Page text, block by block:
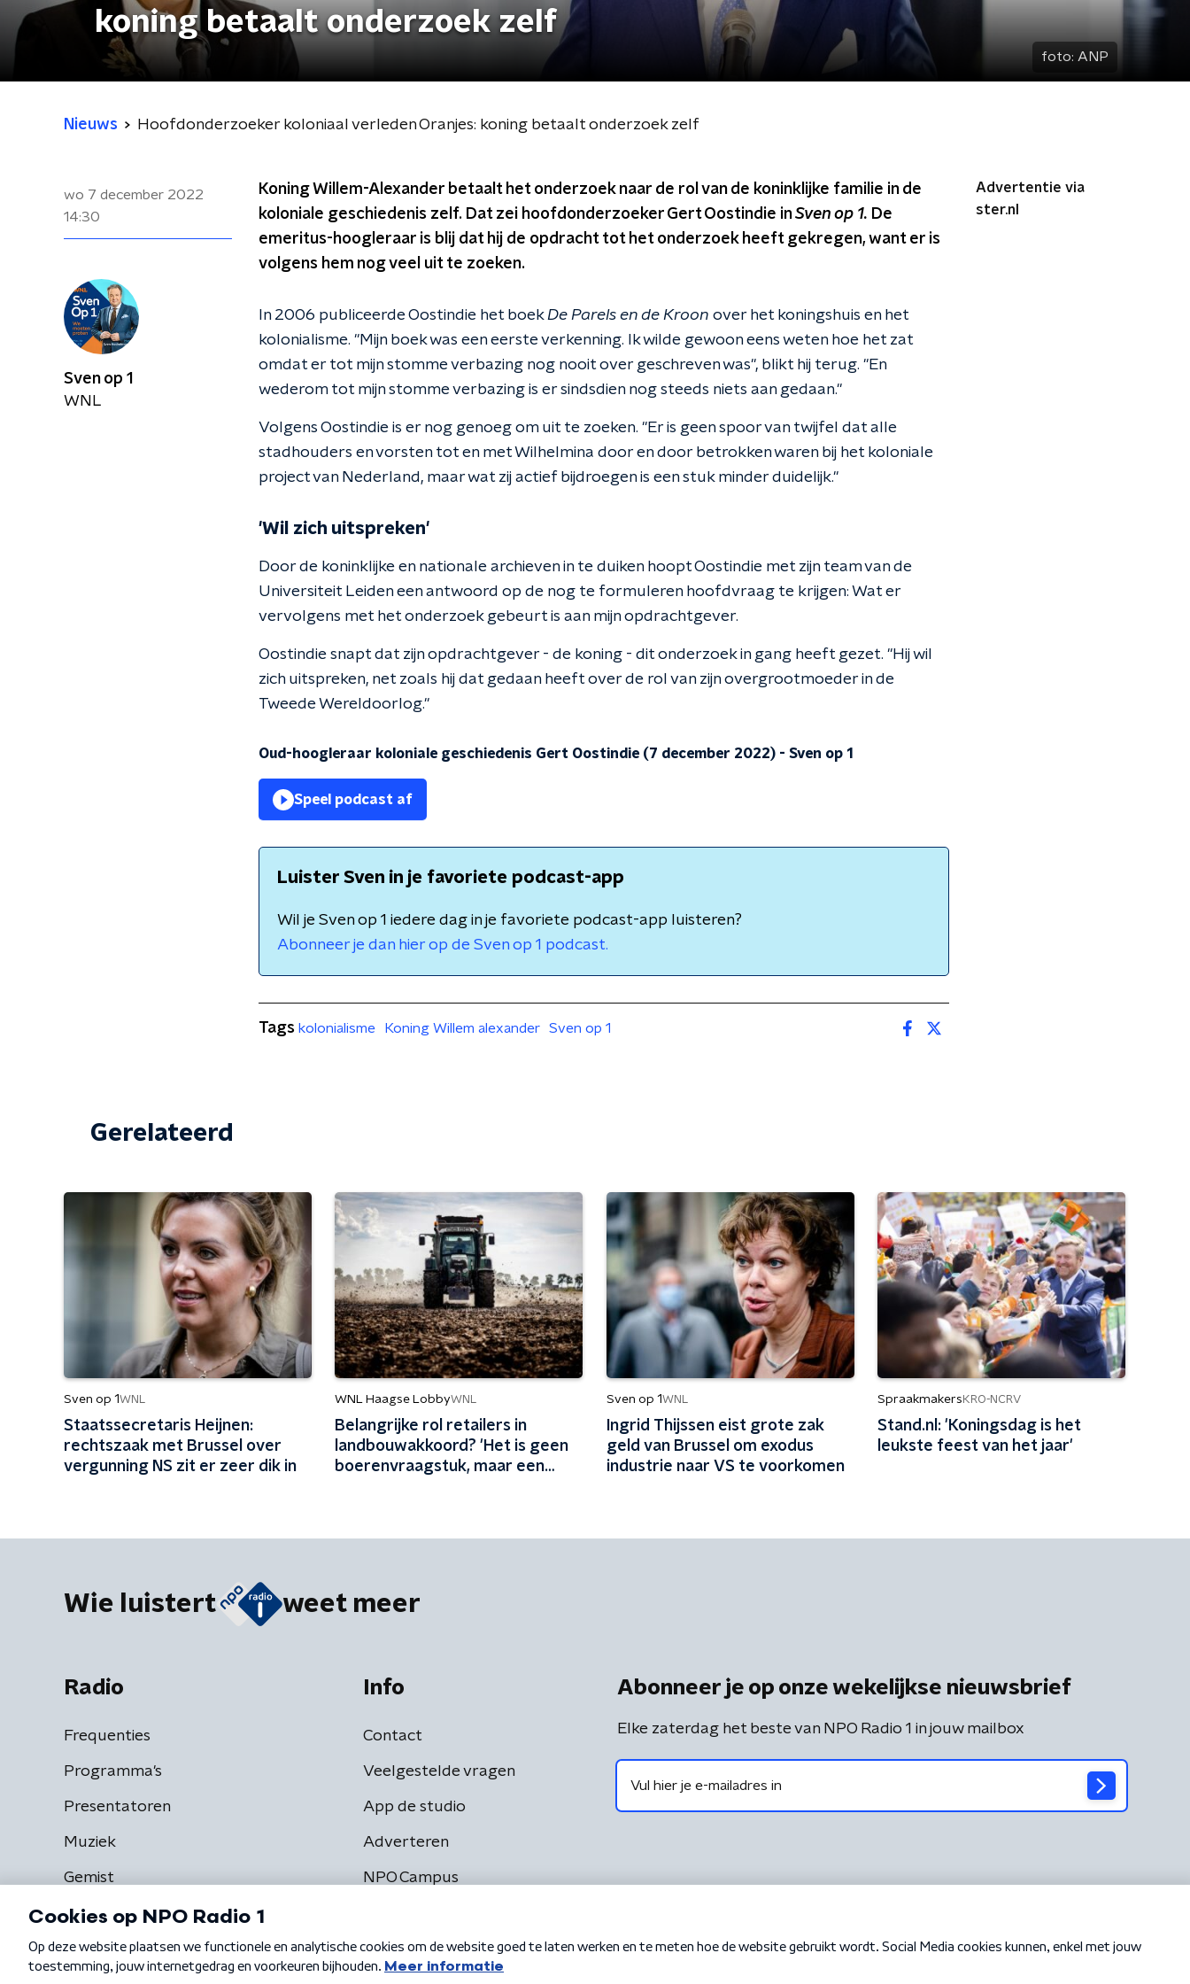
koning betaalt onderzoek zelf
foto: ANP
Nieuws Hoofdonderzoeker koloniaal verleden Oranjes: koning betaalt onderzoek zelf
wo 7 december 2022
14:30
Koning Willem-Alexander betaalt het onderzoek naar de rol van de koninklijke familie in de
koloniale geschiedenis zelf. Dat zei hoofdonderzoeker Gert Oostindie inSven op 1. De
emeritus-hoogleraar is blij dat hij de opdracht tot het onderzoek heeft gekregen, want er is
volgens hem nog veel uit te zoeken.
In 2006 publiceerde Oostindie het boekDe Parels en de Kroon over het koningshuis en het
kolonialisme. "Mijn boek was een eerste verkenning. Ik wilde gewoon eens weten hoe het zat
omdat er tot mijn stomme verbazing nog nooit over geschreven was", blikt hij terug. "En
wederom tot mijn stomme verbazing is er sindsdien nog steeds niets aan gedaan."
Volgens Oostindie is er nog genoeg om uit te zoeken. "Er is geen spoor van twijfel dat alle
stadhouders en vorsten tot en met Wilhelmina door en door betrokken waren bij het koloniale
project van Nederland, maar wat zij actief bijdroegen is een stuk minder duidelijk."
'Wil zich uitspreken'
Door de koninklijke en nationale archieven in te duiken hoopt Oostindie met zijn team van de
Universiteit Leiden een antwoord op de nog te formuleren hoofdvraag te krijgen: Wat er
vervolgens met het onderzoek gebeurt is aan mijn opdrachtgever.
Oostindie snapt dat zijn opdrachtgever - de koning - dit onderzoek in gang heeft gezet. "Hij wil
zich uitspreken, net zoals hij dat gedaan heeft over de rol van zijn overgrootmoeder in de
Tweede Wereldoorlog."
Oud-hoogleraar koloniale geschiedenis Gert Oostindie (7 december 2022) - Sven op 1
Speel podcast af
Luister Sven in je favoriete podcast-app
Wil je Sven op 1 iedere dag in je favoriete podcast-app luisteren?
Abonneer je dan hier op de Sven op 1 podcast.
Advertentie via
ster.nl
Sven op 1
WNL
Tags kolonialisme Koning Willem alexander Sven op 1
Gerelateerd
Sven op 1WNL
Staatssecretaris Heijnen:
rechtszaak met Brussel over
vergunning NS zit er zeer dik in
WNL Haagse LobbyWNL
Belangrijke rol retailers in
landbouwakkoord? 'Het is geen
boerenvraagstuk, maar een
Sven op 1WNL
Ingrid Thijssen eist grote zak
geld van Brussel om exodus
industrie naar VS te voorkomen
Spraakmakers KRO-NCRV
Stand.nl: 'Koningsdag is het
leukste feest van het jaar'
Wie luistert weet meer
Radio
Frequenties
Programma's
Presentatoren
Muziek
Gemist
Info
Contact
Veelgestelde vragen
App de studio
Adverteren
NPO Campus
Abonneer je op onze wekelijkse nieuwsbrief
Elke zaterdag het beste van NPO Radio 1 in jouw mailbox
Algemene voorwaarden Privacybeleid